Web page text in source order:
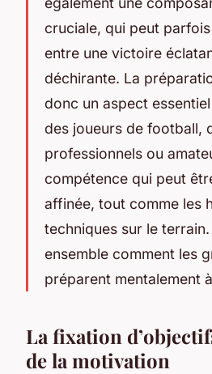
cruciale, qui peut
entre une victoire
déchirante. La
donc un aspect
des joueurs de football,
professionnels ou
compétence qui peut
affinée, tout comme les
techniques sur le
ensemble comment les
préparent mentalement
La fixation
de la motivation